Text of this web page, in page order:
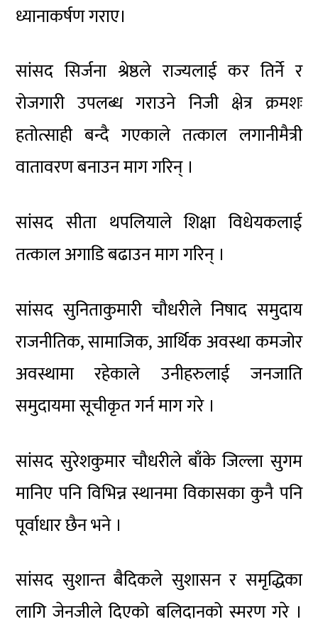
ध्यानाकर्षण गराए।
सांसद सिर्जना श्रेष्ठले राज्यलाई कर तिर्ने र
रोजगारी उपलब्ध गराउने निजी क्षेत्र क्रमशः
हतोत्साही बन्दै गएकाले तत्काल लगानीमैत्री
वातावरण बनाउन माग गरिन् ।
सांसद सीता थपलियाले शिक्षा विधेयकलाई
तत्काल अगाडि बढाउन माग गरिन् ।
सांसद सुनिताकुमारी चौधरीले निषाद समुदाय
राजनीतिक, सामाजिक, आर्थिक अवस्था कमजोर
अवस्थामा रहेकाले उनीहरुलाई जनजाति
समुदायमा सूचीकृत गर्न माग गरे ।
सांसद सुरेशकुमार चौधरीले बाँके जिल्ला सुगम
मानिए पनि विभिन्न स्थानमा विकासका कुनै पनि
पूर्वाधार छैन भने ।
सांसद सुशान्त बैदिकले सुशासन र समृद्धिका
लागि जेनजीले दिएको बलिदानको स्मरण गरे ।